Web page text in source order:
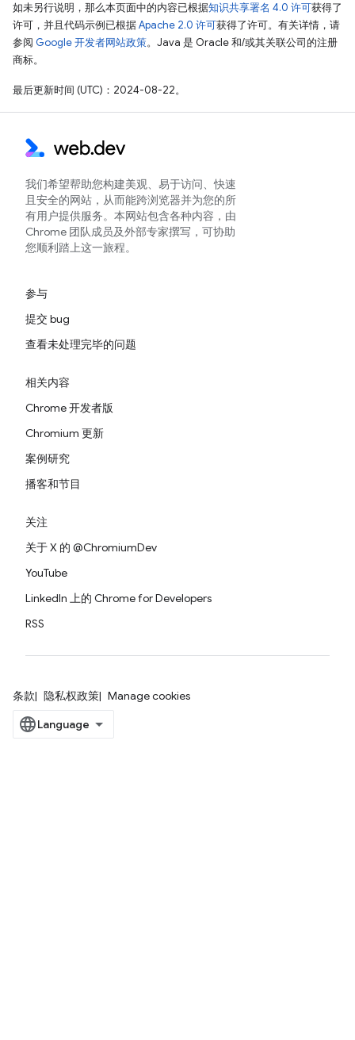
如未另行说明，那么本页面中的内容已根据知识共享署名 4.0 许可获得了
许可，并且代码示例已根据Apache 2.0 许可获得了许可。有关详情，请
参阅 Google 开发者网站政策。Java 是 Oracle 和/或其关联公司的注册
商标。
最后更新时间 (UTC)：2024-08-22。
我们希望帮助您构建美观、易于访问、快速
且安全的网站，从而能跨浏览器并为您的所
有用户提供服务。本网站包含各种内容，由
Chrome 团队成员及外部专家撰写，可协助
您顺利踏上这一旅程。
参与
提交 bug
查看未处理完毕的问题
相关内容
Chrome 开发者版
Chromium 更新
案例研究
播客和节目
关注
关于 X 的 @ChromiumDev
YouTube
LinkedIn 上的 Chrome for Developers
RSS
条款 隐私权政策 Manage cookies